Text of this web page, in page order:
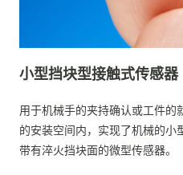
小型挡块型接触式传感器
用于机械手的夹持确认或工件的
的安装空间内，实现了机械的小
带有淬火挡块面的微型传感器。